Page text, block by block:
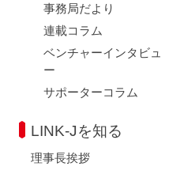
事務局だより
連載コラム
ベンチャーインタビュ
ー
サポーターコラム
LINK-Jを知る
理事長挨拶